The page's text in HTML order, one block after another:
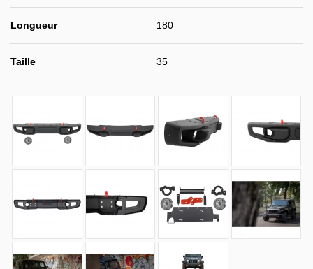
Longueur 180
Taille 35